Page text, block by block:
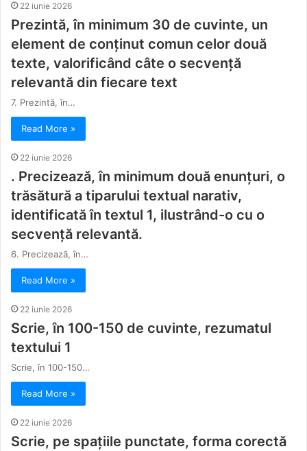
22 iunie 2026
Prezintă, în minimum 30 de cuvinte, un
element de conținut comun celor două
texte, valorificând câte o secvență
relevantă din fiecare text
7. Prezintă, în…
Read More »
22 iunie 2026
. Precizează, în minimum două enunțuri, o
trăsătură a tiparului textual narativ,
identificată în textul 1, ilustrând-o cu o
secvență relevantă.
6. Precizează, în…
Read More »
22 iunie 2026
Scrie, în 100-150 de cuvinte, rezumatul
textului 1
Scrie, în 100-150…
Read More »
22 iunie 2026
Scrie, pe spațiile punctate, forma corectă